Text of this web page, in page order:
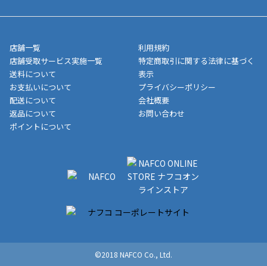
■商品によっては一部決済方法が使用できない場合がございま
す。
業日にてお引渡しとなります。(離島などの場合、例外もあります)
メーカー直送品など一部商品については、その他商品との購入に
制限がかかる場合がございます。また発送日についても、通常と
異なる場合がございます。対象商品の説明ページをご確認くださ
い。
■店舗受取をご選択いただいた場合
ご注文が確認出来次第、お受取される店舗在庫を使用してご準備
をさせていただきます。店舗に在庫がない場合は店舗よりお取り
いただく場合がございます。店舗準備でのお渡しとなる為、商品
のみの受け渡しとなります。（箱や納品書は付属しておりませ
ん）店舗で準備が出来次第、メールにてご連絡させていただきま
店舗一覧
店舗受取サービス実施一覧
送料について
お支払いについて
配送について
返品について
ポイントについて
利用規約
特定商取引に関する法律に基づく
表示
プライバシーポリシー
会社概要
お問い合わせ
©2018 NAFCO Co., Ltd.